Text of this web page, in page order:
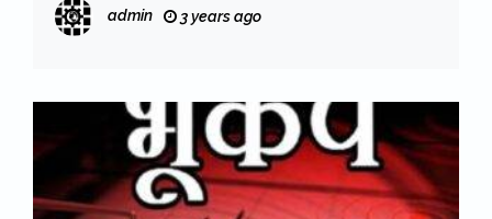
admin 3 years ago